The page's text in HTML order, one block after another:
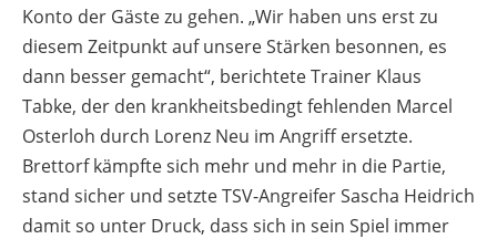
Konto der Gäste zu gehen. „Wir haben uns erst zu
diesem Zeitpunkt auf unsere Stärken besonnen, es
dann besser gemacht“, berichtete Trainer Klaus
Tabke, der den krankheitsbedingt fehlenden Marcel
Osterloh durch Lorenz Neu im Angriff ersetzte.
Brettorf kämpfte sich mehr und mehr in die Partie,
stand sicher und setzte TSV-Angreifer Sascha Heidrich
damit so unter Druck, dass sich in sein Spiel immer